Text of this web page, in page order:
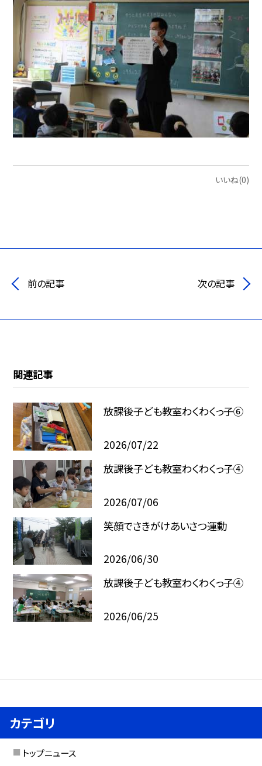
いいね(0)
前の記事 次の記事
関連記事
放課後子ども教室わくわくっ子⑥
2026/07/22
放課後子ども教室わくわくっ子④
2026/07/06
笑顔でさきがけあいさつ運動
2026/06/30
放課後子ども教室わくわくっ子④
2026/06/25
カテゴリ
トップニュース